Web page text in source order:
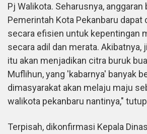
Pj Walikota. Seharusnya, anggaran
Pemerintah Kota Pekanbaru dapat
secara efisien untuk kepentingan
secara adil dan merata. Akibatnya,
itu akan menjadikan citra buruk
Muflihun, yang 'kabarnya' banyak
dimasyarakat akan melaju maju
walikota pekanbaru nantinya,"
Terpisah, dikonfirmasi Kepala